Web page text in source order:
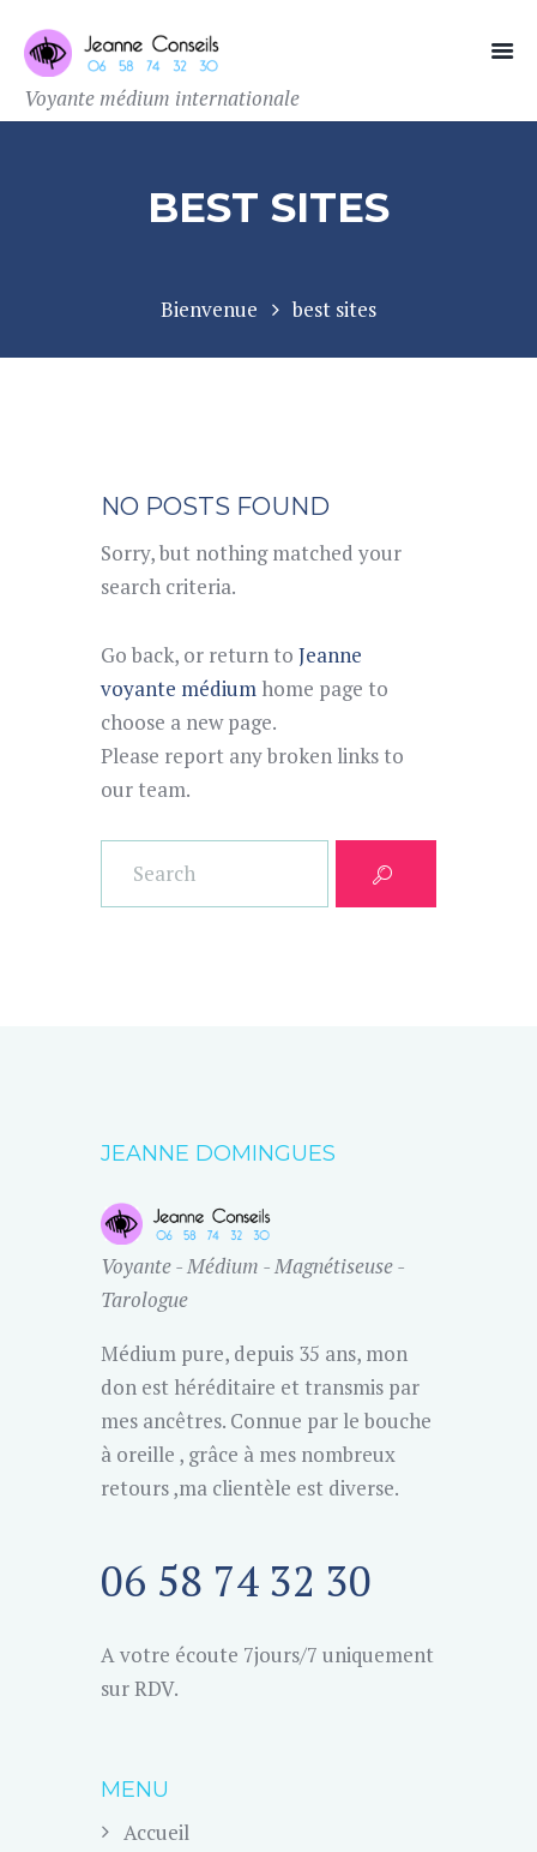
Voyante médium internationale
BEST SITES
Bienvenue best sites
NO POSTS FOUND
Sorry, but nothing matched your
search criteria.
Go back, or return to Jeanne
voyante médium home page to
choose a new page.
Please report any broken links to
our team.
JEANNE DOMINGUES
Voyante - Médium - Magnétiseuse -
Tarologue
Médium pure, depuis 35 ans, mon
don est héréditaire et transmis par
mes ancêtres. Connue par le bouche
à oreille , grâce à mes nombreux
retours ,ma clientèle est diverse.
06 58 74 32 30
A votre écoute 7jours/7 uniquement
sur RDV.
MENU
Accueil